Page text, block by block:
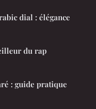
dial : élégance
du rap
: guide pratique